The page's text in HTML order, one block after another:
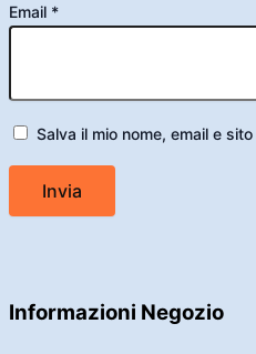
Email *
Salva il mio nome, email e
Informazioni Negozio